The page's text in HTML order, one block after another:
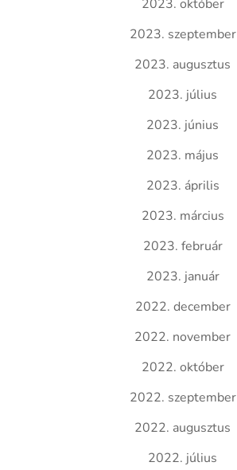
2023. október
2023. szeptember
2023. augusztus
2023. július
2023. június
2023. május
2023. április
2023. március
2023. február
2023. január
2022. december
2022. november
2022. október
2022. szeptember
2022. augusztus
2022. július